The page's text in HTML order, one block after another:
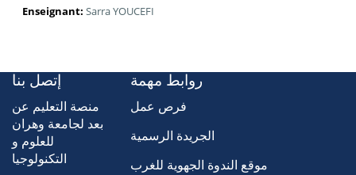
Enseignant: Sarra YOUCEFI
إتصل بنا
منصة التعليم عن
بعد لجامعة وهران
للعلوم و
التكنولوجيا
روابط مهمة
فرص عمل
الجريدة الرسمية
موقع الندوة الجهوية للغرب